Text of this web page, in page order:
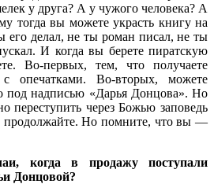
у друга? А у чужого человека? А
тогда вы можете украсть книгу на
его делал, не ты роман писал, не ты
И когда вы берете пиратскую
Во-первых, тем, что получаете
с опечатками. Во-вторых, можете
под надписью «Дарья Донцова». Но
переступить через Божью заповедь
продолжайте. Но помните, что вы —
когда в продажу поступали
Донцовой?